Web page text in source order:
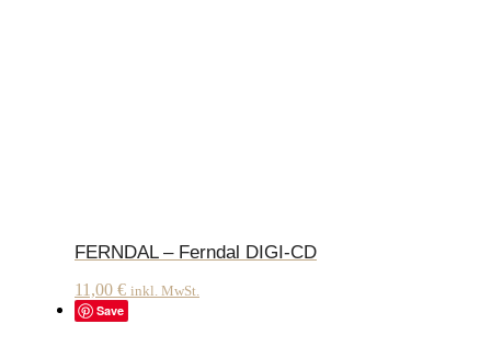
FERNDAL – Ferndal DIGI-CD
11,00 € inkl. MwSt.
Save